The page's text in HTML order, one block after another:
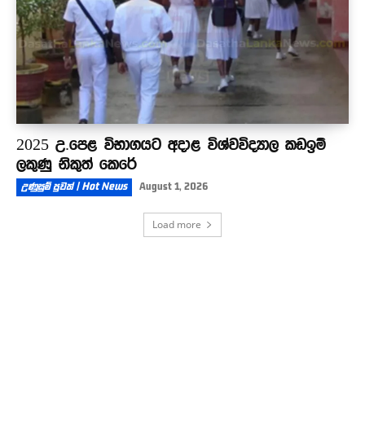
2025 උ.පෙළ විභාගයට අදාළ විශ්වවිද්‍යාල කඩඉම්
ලකුණු නිකුත් කෙරේ
උණුසුම් පුවත් | Hot News August 1, 2026
Load more